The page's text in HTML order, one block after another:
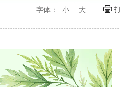
字体： 小 大